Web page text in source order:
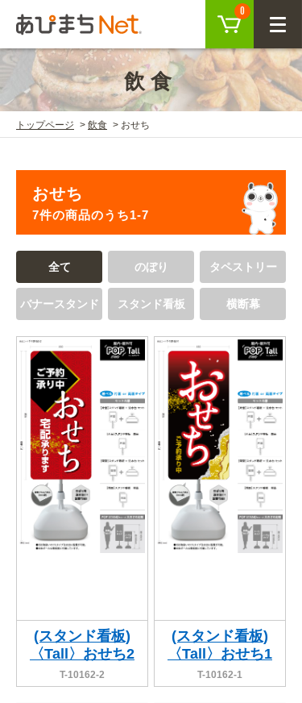
0
CLOSE
ログイン
会員登録
SEARCH
KEYWORD
注目キーワード
チュクミ 駐車場
CATEGORY
飲食 住まい・暮らし
美容・健康 地域・観光
イベント・季節 不動産・建築
OTHER ITEMS
ご利用ガイド
ご利用ガイド トップ
取り扱い商品一覧
既製デザイン商品注文方法
オリジナルオーダー注文方法
料金一覧
お支払方法
初めての方へ
BEGINNER'S GUIDE
初めての方へ トップ
商品について
お客様の声
オリジナルオーダー制作事例
飲食
トップページ 飲食 おせち
おせち
7件の商品のうち1-7
全て のぼり タペストリー
バナースタンド スタンド看板 横断幕
(スタンド看板)
〈Tall〉おせち2
T-10162-2
(スタンド看板)
〈Tall〉おせち1
T-10162-1